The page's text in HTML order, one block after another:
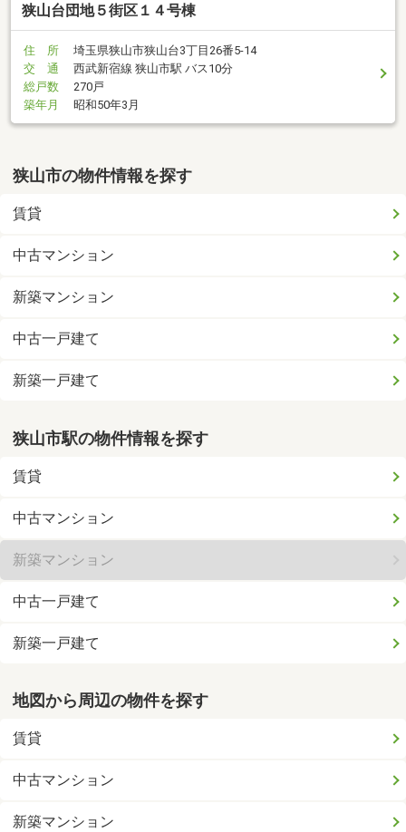
狭山台団地５街区１４号棟
住 所
埼玉県狭山市狭山台3丁目26番5-14
交 通
西武新宿線 狭山市駅 バス10分
総戸数
270戸
築年月
昭和50年3月
狭山市の物件情報を探す
賃貸
中古マンション
新築マンション
中古一戸建て
新築一戸建て
狭山市駅の物件情報を探す
賃貸
中古マンション
新築マンション
中古一戸建て
新築一戸建て
地図から周辺の物件を探す
賃貸
中古マンション
新築マンション